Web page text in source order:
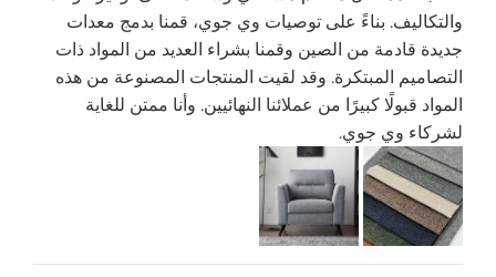
والتكاليف. بناءً على توصيات وي جوي، قمنا بدمج معدات
جديدة قادمة من الصين وقمنا بشراء العديد من المواد ذات
التصاميم المبتكرة. وقد لقيت المنتجات المصنوعة من هذه
المواد قبولًا كبيرًا من عملائنا النهائيين. وأنا ممتن للغاية
لشركاء وي جوي.